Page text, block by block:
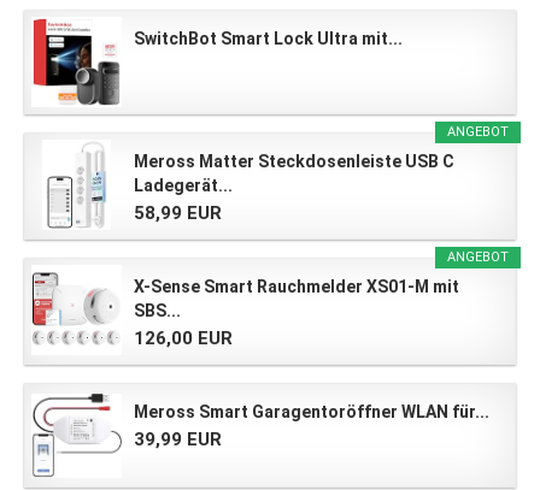
SwitchBot Smart Lock Ultra mit...
ANGEBOT
Meross Matter Steckdosenleiste USB C
Ladegerät...
58,99 EUR
ANGEBOT
X-Sense Smart Rauchmelder XS01-M mit
SBS...
126,00 EUR
Meross Smart Garagentoröffner WLAN für...
39,99 EUR